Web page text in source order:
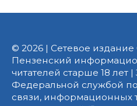
© 2026 | Сетевое
Пензенский
читателей старше 18 лет
Федеральной службой
связи, информационных